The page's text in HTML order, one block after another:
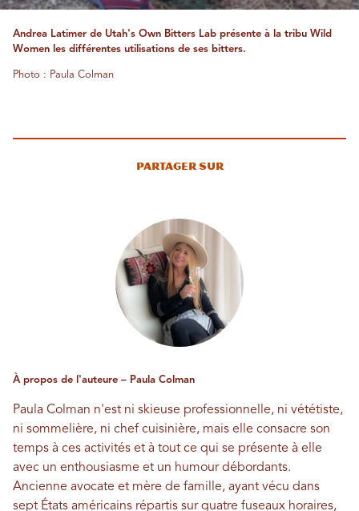
Andrea Latimer de Utah's Own Bitters Lab présente à la tribu Wild
Women les différentes utilisations de ses bitters.
Photo : Paula Colman
Partager sur
À propos de l'auteure – Paula Colman
Paula Colman n'est ni skieuse professionnelle, ni vététiste,
ni sommelière, ni chef cuisinière, mais elle consacre son
temps à ces activités et à tout ce qui se présente à elle
avec un enthousiasme et un humour débordants.
Ancienne avocate et mère de famille, ayant vécu dans
sept États américains répartis sur quatre fuseaux horaires,